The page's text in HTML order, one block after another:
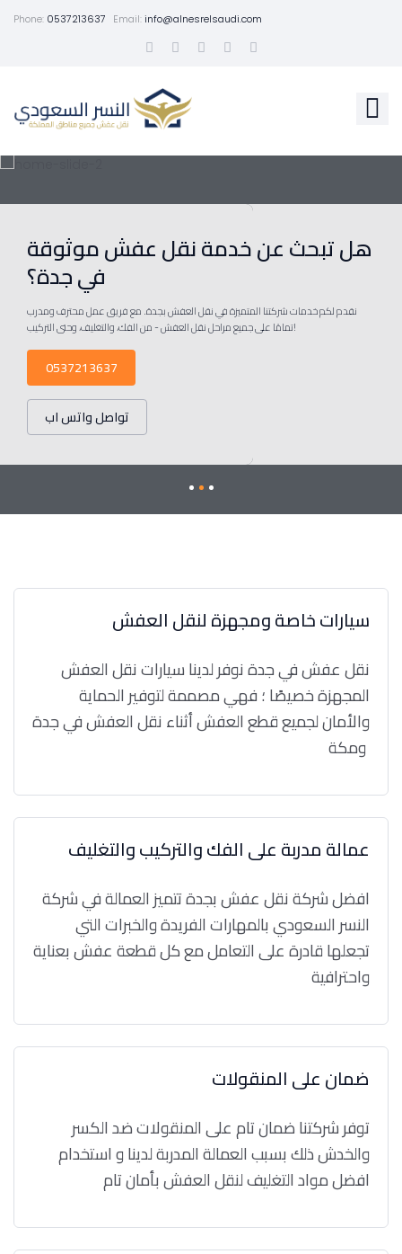
Phone: 0537213637 Email:info@alnesrelsaudi.com
هل تبحث عن خدمة نقل عفش موثوقة
في جدة؟
نقدم لكم خدمات شركتنا المتميزة في نقل العفش بجدة. مع فريق عمل محترف ومدرب
تمامًا على جميع مراحل نقل العفش - من الفك، والتغليف، وحتى التركيب!
0537213637
تواصل واتس اب
سيارات خاصة ومجهزة لنقل العفش
نقل عفش في جدة نوفر لدينا سيارات نقل العفش
المجهزة خصيصًا ؛ فهي مصممة لتوفير الحماية
والأمان لجميع قطع العفش أثناء نقل العفش في جدة
عمالة مدربة على الفك والتركيب والتغليف
افضل شركة نقل عفش بجدة تتميز العمالة في شركة
النسر السعودي بالمهارات الفريدة والخبرات التي
تجعلها قادرة على التعامل مع كل قطعة عفش بعناية
واحترافية
ضمان على المنقولات
توفر شركتنا ضمان تام على المنقولات ضد الكسر
والخدش ذلك بسبب العمالة المدربة لدينا و استخدام
افضل مواد التغليف لنقل العفش بأمان تام